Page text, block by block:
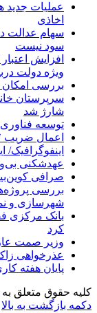
عملیات جدید
اخاذی
سهام عدالت
سود نیست
افزایش
ویژه دولت
بررسی امکان
شارژ شد
توسعه
اعمال ضریب ۲.۷ برای اینترنت بین‌الملل صحت ندارد
عهدشکنی
صرافی کوین‌بیس معاملات
بررسی
شهرسازی و
کرد
وزیر صمت
عذرخواهی
پایان هفته کاری
کلیه حقوق متعلق به
دکمه بازگشت به بالا